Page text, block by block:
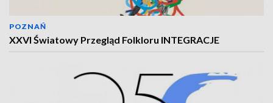
POZNAŃ
XXVI Światowy Przegląd Folkloru INTEGRACJE